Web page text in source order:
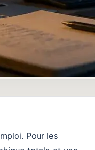
Pour les